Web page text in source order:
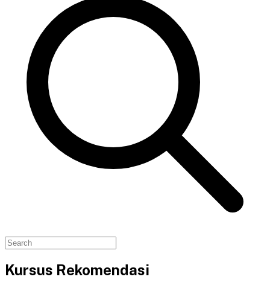
Kursus Rekomendasi